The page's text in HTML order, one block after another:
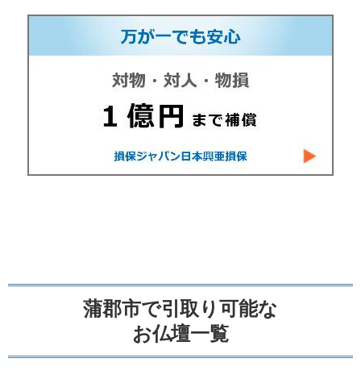
蒲郡市で引取り可能な
お仏壇一覧